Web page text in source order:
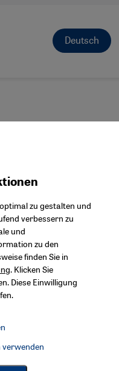
Deutsch
zu gestalten und
verbessern zu
und
zu den
finden Sie in
. Klicken Sie
Diese Einwilligung
Connect, Google Maps
Connect